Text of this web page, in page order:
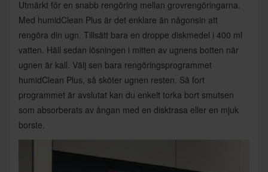
Utmärkt för en snabb rengöring mellan grovrengöringarna.
Med humidClean Plus är det enklare än någonsin att
rengöra din ugn. Tillsätt bara en droppe diskmedel i 400 ml
vatten. Häll sedan lösningen i mitten av ugnens botten när
ugnen är kall. Välj sen bara rengöringsprogrammet
humidClean Plus, så sköter ugnen resten. Så fort
programmet är avslutat kan du enkelt torka bort smutsen
som absorberats av ångan med en disktrasa eller en mjuk
borste.